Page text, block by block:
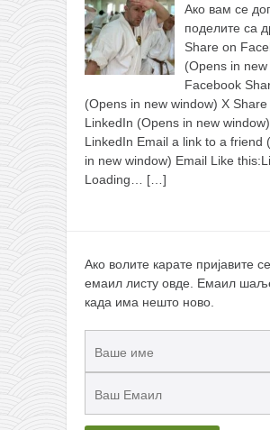
Ако вам се
поделите са
Share on
(Opens in
Facebook
(Opens in new window) X Share
LinkedIn (Opens in new window)
LinkedIn Email a link to a friend
in new window) Email Like
Loading…
[…]
Ако волите карате пријавите
емаил листу овде. Емаил
када има нешто ново.